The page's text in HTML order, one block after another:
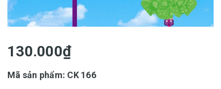
130.000₫
Mã sản phẩm: CK 166